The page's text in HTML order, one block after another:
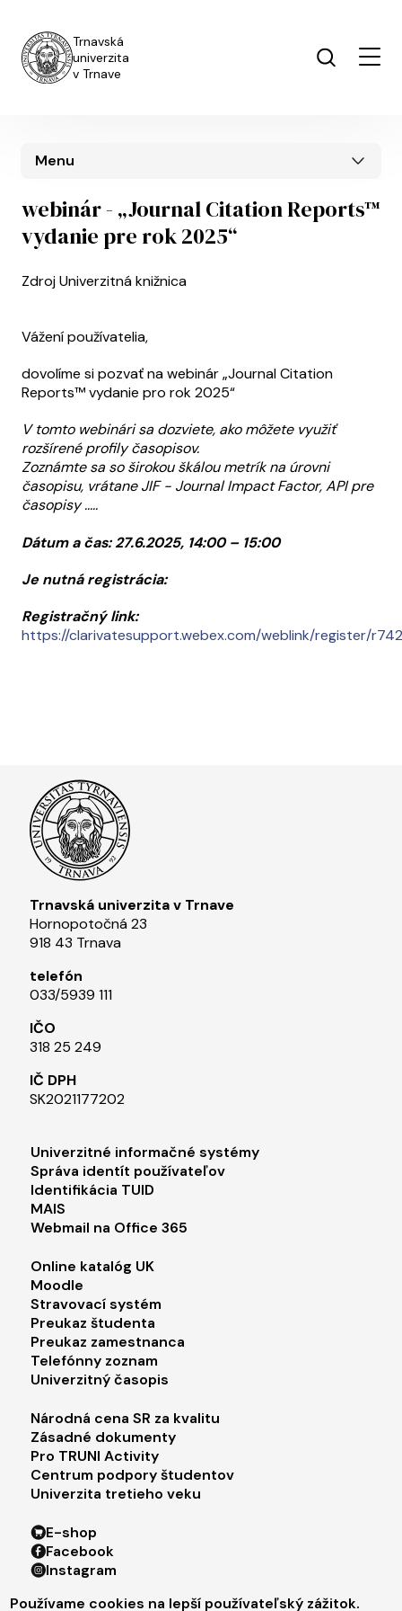
Trnavská
univerzita
v Trnave
webinár - „Journal Citation Reports™
vydanie pre rok 2025“
ZdrojUniverzitná knižnica
Vážení používatelia,
dovolíme si pozvať na webinár „Journal Citation
Reports™ vydanie pro rok 2025“
V tomto webinári sa dozviete, ako môžete využiť
rozšírené profily časopisov.
Zoznámte sa so širokou škálou metrík na úrovni
časopisu, vrátane JIF - Journal Impact Factor, API pre
časopisy .....
Dátum a čas: 27.6.2025, 14:00 – 15:00
Je nutná registrácia:
Registračný link:
https://clarivatesupport.webex.com/weblink/register/
Menu
Trnavská univerzita v Trnave
Hornopotočná 23
918 43 Trnava
telefón
033/5939 111​
IČO
318 25 249
IČ DPH
SK2021177202​
Footer menu 1
Univerzitné informačné systémy
Správa identít používateľov
Identifikácia TUID
MAIS
Webmail na Office 365
Footer menu 2
Online katalóg UK
Moodle
Stravovací systém
Preukaz študenta
Preukaz zamestnanca
Telefónny zoznam
Univerzitný časopis
Footer menu 3
Národná cena SR za kvalitu
Zásadné dokumenty
Pro TRUNI Activity
Centrum podpory študentov
Univerzita tretieho veku
Footer menu 4
E-shop
Facebook
Instagram
Používame cookies na lepší používateľský zážitok.